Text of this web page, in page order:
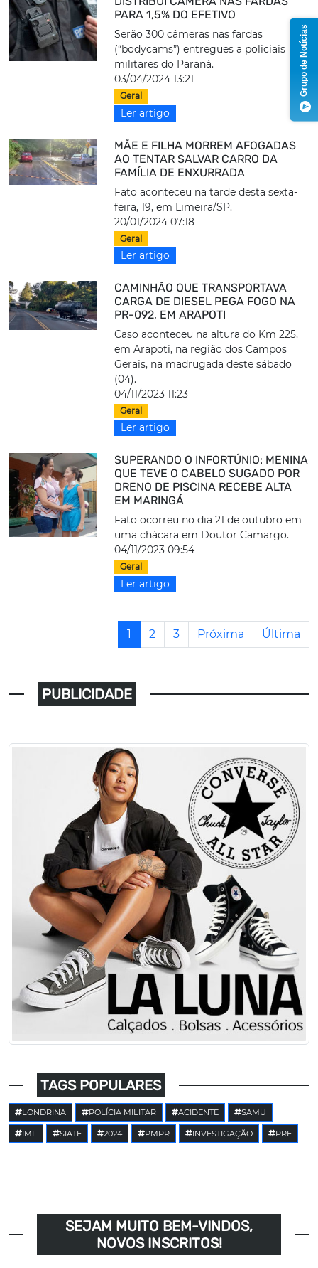
PARA 1,5% DO EFETIVO
Serão 300 câmeras nas fardas
(“bodycams”) entregues a policiais
militares do Paraná.
03/04/2024 13:21
Geral
Ler artigo
MÃE E FILHA MORREM AFOGADAS
AO TENTAR SALVAR CARRO DA
FAMÍLIA DE ENXURRADA
Fato aconteceu na tarde desta sexta-
feira, 19, em Limeira/SP.
20/01/2024 07:18
Geral
Ler artigo
CAMINHÃO QUE TRANSPORTAVA
CARGA DE DIESEL PEGA FOGO NA
PR-092, EM ARAPOTI
Caso aconteceu na altura do Km 225,
em Arapoti, na região dos Campos
Gerais, na madrugada deste sábado
(04).
04/11/2023 11:23
Geral
Ler artigo
SUPERANDO O INFORTÚNIO: MENINA
QUE TEVE O CABELO SUGADO POR
DRENO DE PISCINA RECEBE ALTA
EM MARINGÁ
Fato ocorreu no dia 21 de outubro em
uma chácara em Doutor Camargo.
04/11/2023 09:54
Geral
Ler artigo
1 2 3 Próxima Última
PUBLICIDADE
TAGS POPULARES
LONDRINA POLÍCIA MILITAR ACIDENTE SAMU
IML SIATE 2024 PMPR INVESTIGAÇÃO PRE
SEJAM MUITO BEM-VINDOS,
NOVOS INSCRITOS!
Grupo de Notícias